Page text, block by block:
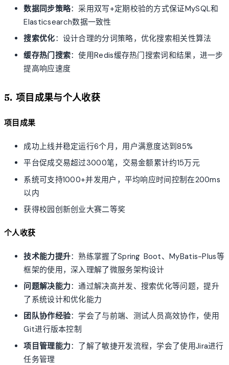
数据同步策略：采用双写+定期校验的方式保证MySQL和
Elasticsearch数据一致性
搜索优化：设计合理的分词策略，优化搜索相关性算法
缓存热门搜索：使用Redis缓存热门搜索词和结果，进一步
提高响应速度
5. 项目成果与个人收获
项目成果
成功上线并稳定运行6个月，用户满意度达到85%
平台促成交易超过3000笔，交易金额累计约15万元
系统可支持1000+并发用户，平均响应时间控制在200ms
以内
获得校园创新创业大赛二等奖
个人收获
技术能力提升：熟练掌握了Spring Boot、MyBatis-Plus等
框架的使用，深入理解了微服务架构设计
问题解决能力：通过解决高并发、搜索优化等问题，提升
了系统设计和优化能力
团队协作经验：学会了与前端、测试人员高效协作，使用
Git进行版本控制
项目管理能力：了解了敏捷开发流程，学会了使用Jira进行
任务管理